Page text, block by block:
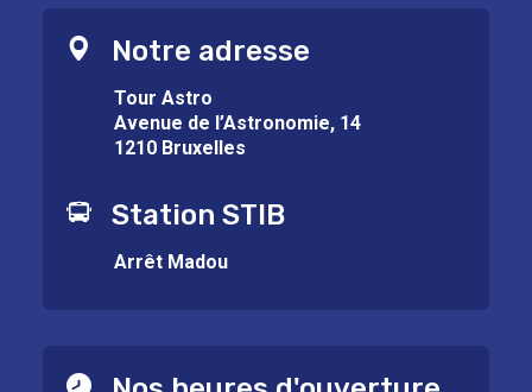
Notre adresse
Tour Astro
Avenue de l’Astronomie, 14
1210 Bruxelles
Station STIB
Arrêt Madou